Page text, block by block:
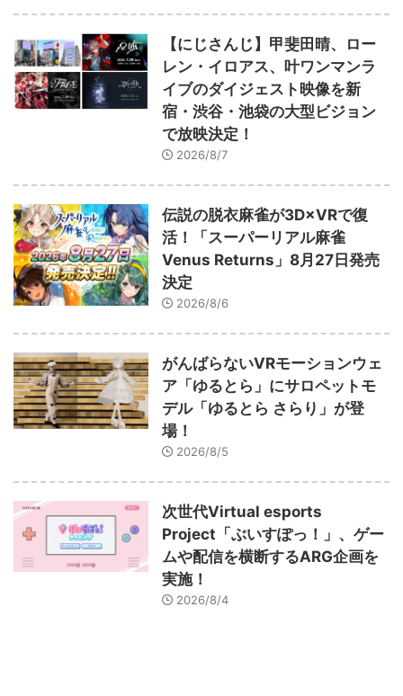
【にじさんじ】甲斐田晴、ロー
レン・イロアス、叶ワンマンラ
イブのダイジェスト映像を新
宿・渋谷・池袋の大型ビジョン
で放映決定！
2026/8/7
伝説の脱衣麻雀が3D×VRで復
活！「スーパーリアル麻雀
Venus Returns」8月27日発売
決定
2026/8/6
がんばらないVRモーションウェ
ア「ゆるとら」にサロペットモ
デル「ゆるとら さらり」が登
場！
2026/8/5
次世代Virtual esports
Project「ぶいすぽっ！」、ゲー
ムや配信を横断するARG企画を
実施！
2026/8/4